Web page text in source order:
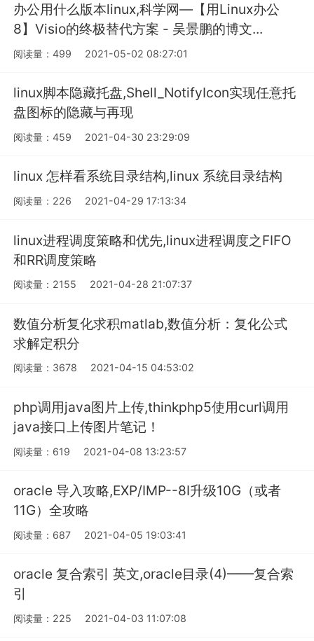
办公用什么版本linux,科学网—【用Linux办公
8】Visio的终极替代方案 - 吴景鹏的博文...
阅读量：499 2021-05-02 08:27:01
linux脚本隐藏托盘,Shell_NotifyIcon实现任意托
盘图标的隐藏与再现
阅读量：459 2021-04-30 23:29:09
linux 怎样看系统目录结构,linux 系统目录结构
阅读量：226 2021-04-29 17:13:34
linux进程调度策略和优先,linux进程调度之FIFO
和RR调度策略
阅读量：2155 2021-04-28 21:07:37
数值分析复化求积matlab,数值分析：复化公式
求解定积分
阅读量：3678 2021-04-15 04:53:02
php调用java图片上传,thinkphp5使用curl调用
java接口上传图片笔记！
阅读量：619 2021-04-08 13:23:57
oracle 导入攻略,EXP/IMP--8I升级10G（或者
11G）全攻略
阅读量：687 2021-04-05 19:03:41
oracle 复合索引 英文,oracle目录(4)——复合索
引
阅读量：225 2021-04-03 11:07:08